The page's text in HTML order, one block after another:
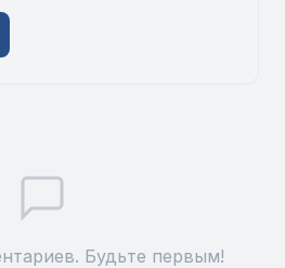
Будьте первым!